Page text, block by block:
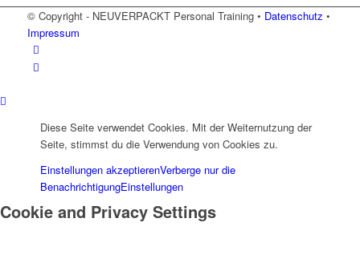
© Copyright - NEUVERPACKT Personal Training • Datenschutz •
Impressum
Diese Seite verwendet Cookies. Mit der Weiternutzung der
Seite, stimmst du die Verwendung von Cookies zu.
Einstellungen akzeptierenVerberge nur die
BenachrichtigungEinstellungen
Cookie and Privacy Settings